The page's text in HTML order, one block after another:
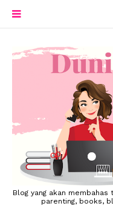
Blog yang akan
parenting, books,